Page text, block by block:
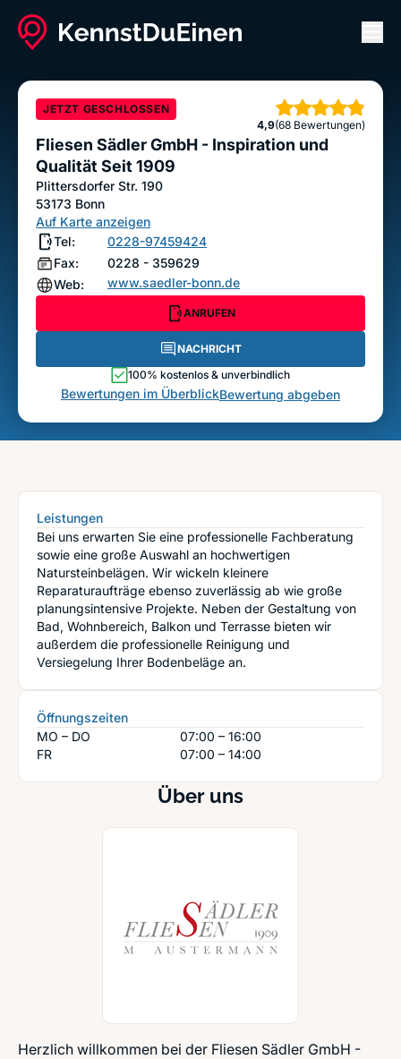
Fliesen Sädler GmbH - Inspiration und Qualität
Seit 1909
NACHRICHT
Bewertung abgeben
JETZT GESCHLOSSEN
4,9
Sterne
(68 Bewertungen)
Fliesen Sädler GmbH - Inspiration und
Qualität Seit 1909
Plittersdorfer Str. 190
53173 Bonn
Auf Karte anzeigen
Tel:
0228-97459424
Fax:
0228 - 359629
Web:
www.saedler-bonn.de
ANRUFEN
NACHRICHT
100% kostenlos & unverbindlich
Bewertungen im ÜberblickBewertung abgeben
Über uns
Herzlich willkommen bei der Fliesen Sädler GmbH -
Leistungen
Bei uns erwarten Sie eine professionelle Fachberatung
sowie eine große Auswahl an hochwertigen
Natursteinbelägen. Wir wickeln kleinere
Reparaturaufträge ebenso zuverlässig ab wie große
planungsintensive Projekte. Neben der Gestaltung von
Bad, Wohnbereich, Balkon und Terrasse bieten wir
außerdem die professionelle Reinigung und
Versiegelung Ihrer Bodenbeläge an.
Öffnungszeiten
MO – DO
07:00 – 16:00
FR
07:00 – 14:00